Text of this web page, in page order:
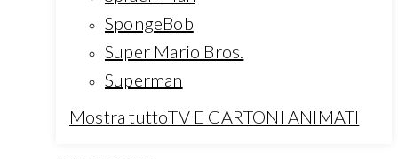
SpongeBob
Super Mario Bros.
Superman
Mostra tuttoTV E CARTONI ANIMATI